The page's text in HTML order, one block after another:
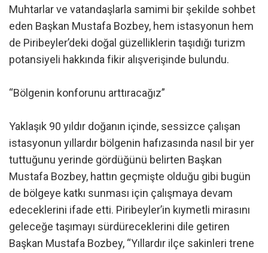
Muhtarlar ve vatandaşlarla samimi bir şekilde sohbet
eden Başkan Mustafa Bozbey, hem istasyonun hem
de Piribeyler’deki doğal güzelliklerin taşıdığı turizm
potansiyeli hakkında fikir alışverişinde bulundu.
“Bölgenin konforunu arttıracağız”
Yaklaşık 90 yıldır doğanın içinde, sessizce çalışan
istasyonun yıllardır bölgenin hafızasında nasıl bir yer
tuttuğunu yerinde gördüğünü belirten Başkan
Mustafa Bozbey, hattın geçmişte olduğu gibi bugün
de bölgeye katkı sunması için çalışmaya devam
edeceklerini ifade etti. Piribeyler’in kıymetli mirasını
geleceğe taşımayı sürdüreceklerini dile getiren
Başkan Mustafa Bozbey, “Yıllardır ilçe sakinleri trene